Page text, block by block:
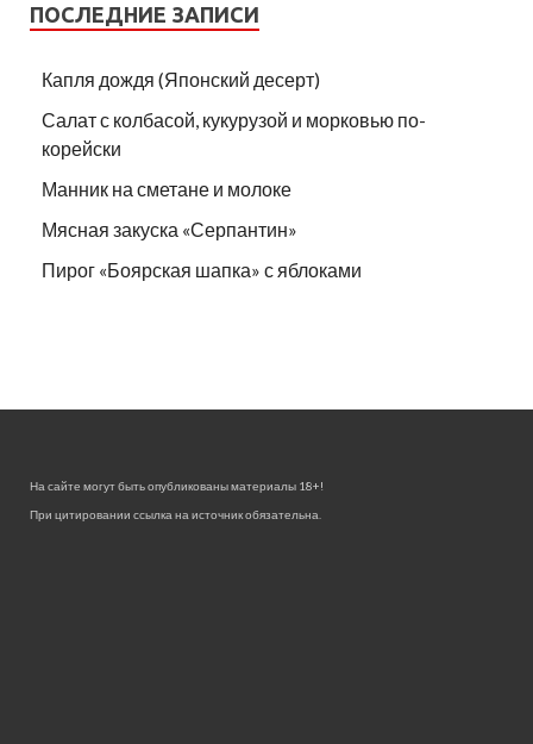
ПОСЛЕДНИЕ ЗАПИСИ
Капля дождя (Японский десерт)
Салат с колбасой, кукурузой и морковью по-
корейски
Манник на сметане и молоке
Мясная закуска «Серпантин»
Пирог «Боярская шапка» с яблоками
На сайте могут быть опубликованы материалы 18+!
При цитировании ссылка на источник обязательна.